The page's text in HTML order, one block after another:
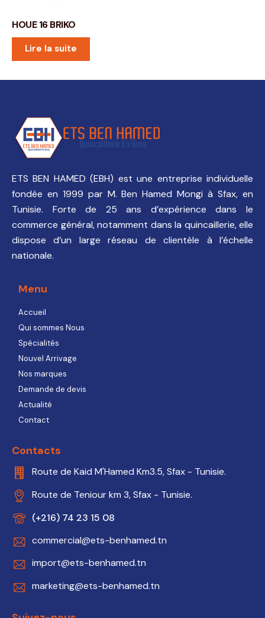
HOUE 16 BRIKO
Lire la suite
ETS BEN HAMED (EBH) est une entreprise individuelle
fondée en 1999 par M. Ben Hamed Mongi à Sfax, en
Tunisie. Forte de 25 ans d’expérience dans le
commerce général, notamment dans la quincaillerie, elle
dispose d’un large réseau de clientèle à l’échelle
nationale.
Menu
Accueil
Qui sommes Nous
Spécialités
Nouvel Arrivage
Nos marques
Demande de devis
Actualité
Contact
Contacts
Route de Kaid M'Hamed Km3.5, Sfax - Tunisie.
Route de Teniour km 3, Sfax - Tunisie.
(+216) 74 23 15 08
commercial@ets-benhamed.tn
import@ets-benhamed.tn
marketing@ets-benhamed.tn